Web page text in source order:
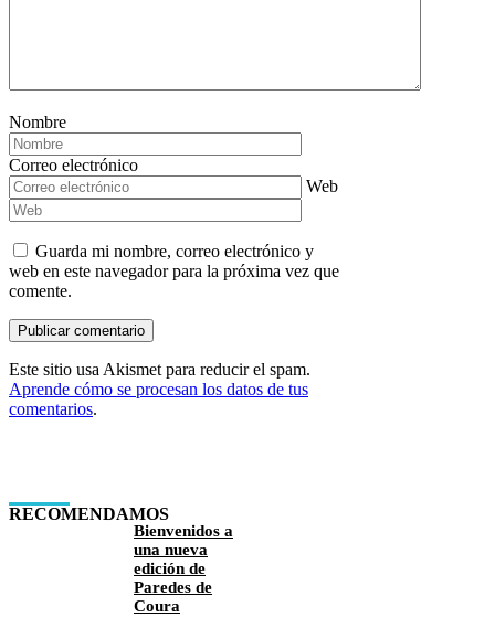
Nombre
Correo electrónico
Web
Guarda mi nombre, correo electrónico y
web en este navegador para la próxima vez que
comente.
Este sitio usa Akismet para reducir el spam.
Aprende cómo se procesan los datos de tus
comentarios.
RECOMENDAMOS
Bienvenidos a
una nueva
edición de
Paredes de
Coura